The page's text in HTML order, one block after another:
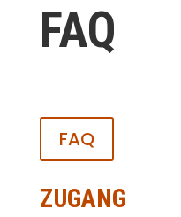
FAQ
FAQ
ZUGANG